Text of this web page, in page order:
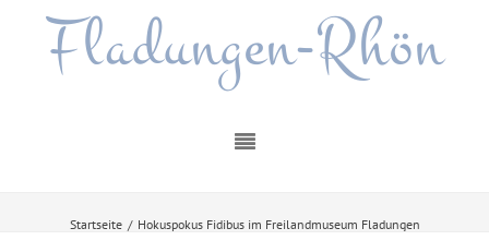
Fladungen-Rhön
Startseite / Hokuspokus Fidibus im Freilandmuseum Fladungen